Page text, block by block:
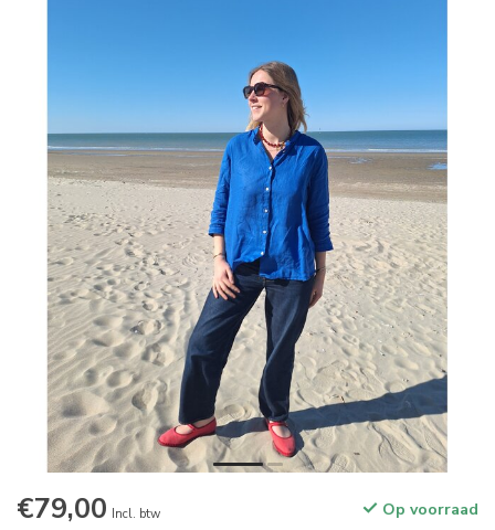
€79,00 Incl. btw Op voorraad